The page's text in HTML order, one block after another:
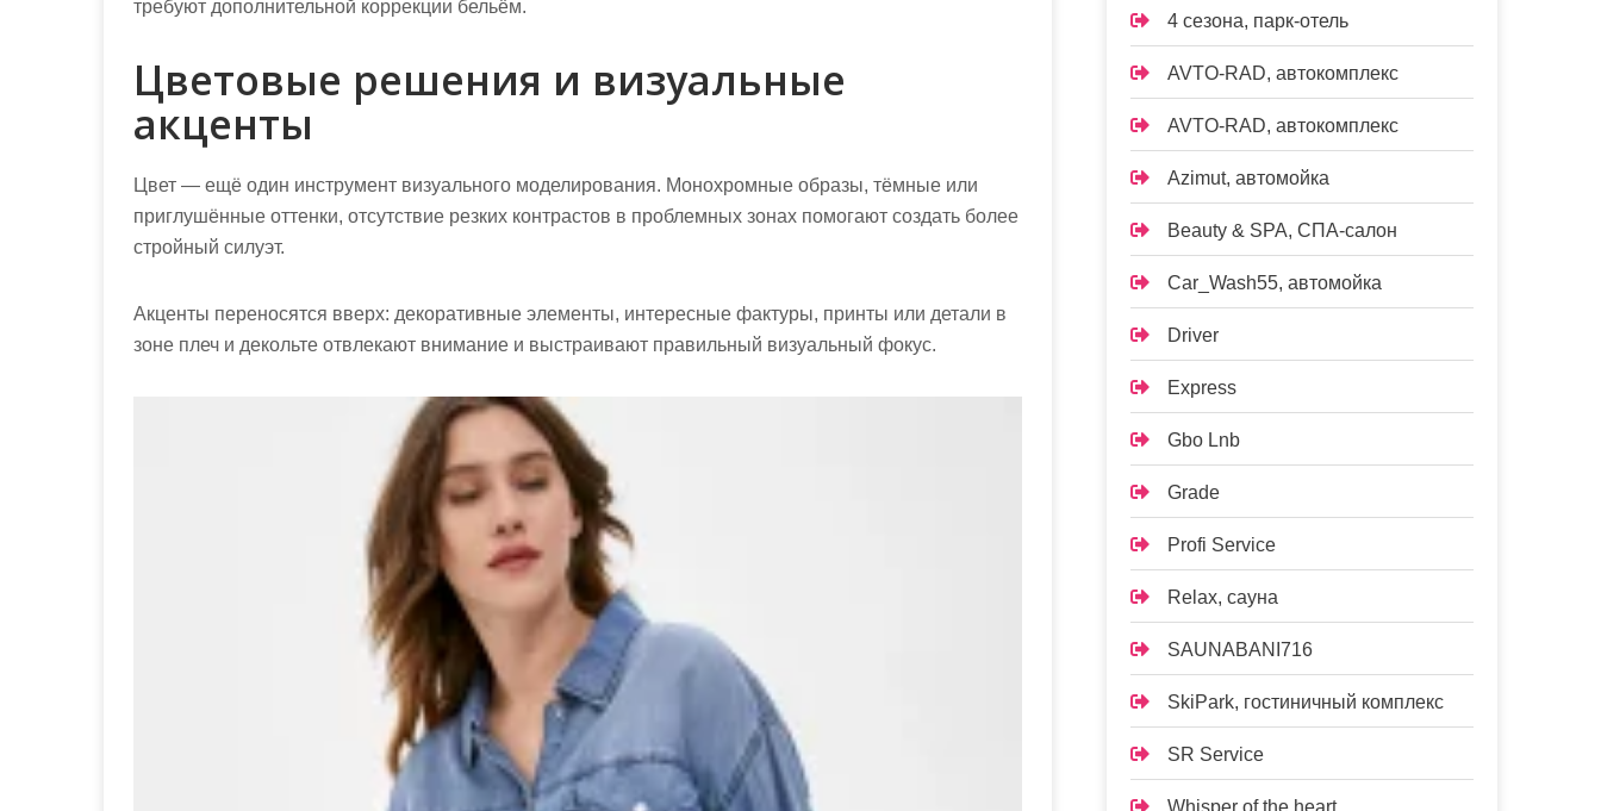
требуют дополнительной коррекции бельём.
Цветовые решения и визуальные
акценты
Цвет — ещё один инструмент визуального моделирования. Монохромные образы, тёмные или
приглушённые оттенки, отсутствие резких контрастов в проблемных зонах помогают создать более
стройный силуэт.
Акценты переносятся вверх: декоративные элементы, интересные фактуры, принты или детали в
зоне плеч и декольте отвлекают внимание и выстраивают правильный визуальный фокус.
4 сезона, парк-отель
AVTO-RAD, автокомплекс
AVTO-RAD, автокомплекс
Azimut, автомойка
Beauty & SPA, СПА-салон
Car_Wash55, автомойка
Driver
Express
Gbo Lnb
Grade
Profi Service
Relax, сауна
SAUNABANI716
SkiPark, гостиничный комплекс
SR Service
Whisper of the heart